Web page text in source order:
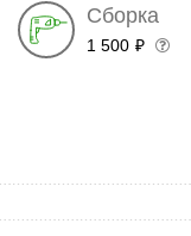
Сборка
1 500 ₽